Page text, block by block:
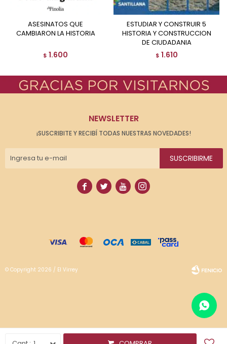
ASESINATOS QUE
CAMBIARON LA HISTORIA
$ 1.600
ESTUDIAR Y CONSTRUIR 5
HISTORIA Y CONSTRUCCION
DE CIUDADANIA
$ 1.610
NEWSLETTER
¡SUSCRIBITE Y RECIBÍ TODAS NUESTRAS NOVEDADES!
SUSCRIBIRME
   
© Copyright 2026 / El Virrey
Fenicio